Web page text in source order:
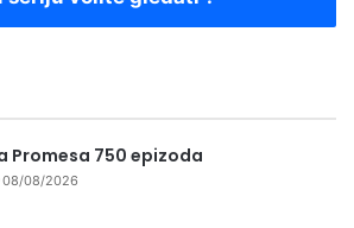
Promesa 750 epizoda
08/08/2026